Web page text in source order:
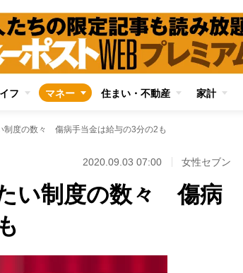
フ マネー 住まい・不動産 家計
制度の数々 傷病手当金は給与の3分の2も
2020.09.03 07:00 女性セブン
い制度の数々 傷病